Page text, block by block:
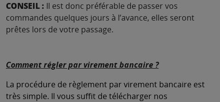
CONSEIL : Il est donc préférable de passer vos
commandes quelques jours à l’avance, elles seront
prêtes lors de votre passage.
Comment régler par virement bancaire ?
La procédure de règlement par virement bancaire est
très simple. Il vous suffit de télécharger nos